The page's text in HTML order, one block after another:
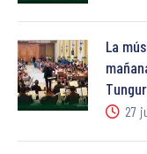
La
27